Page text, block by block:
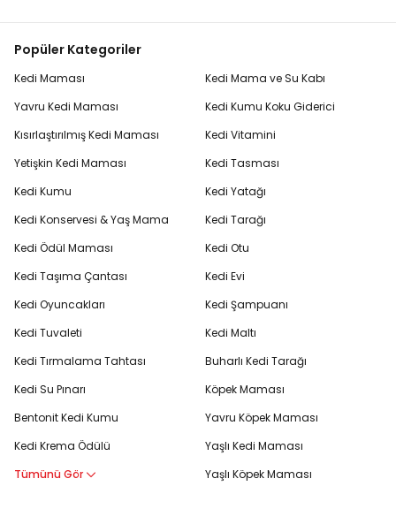
Popüler Kategoriler
Kedi Maması
Yavru Kedi Maması
Kısırlaştırılmış Kedi Maması
Yetişkin Kedi Maması
Kedi Kumu
Kedi Konservesi & Yaş Mama
Kedi Ödül Maması
Kedi Taşıma Çantası
Kedi Oyuncakları
Kedi Tuvaleti
Kedi Tırmalama Tahtası
Kedi Su Pınarı
Bentonit Kedi Kumu
Kedi Krema Ödülü
Tümünü Gör
Kedi Mama ve Su Kabı
Kedi Kumu Koku Giderici
Kedi Vitamini
Kedi Tasması
Kedi Yatağı
Kedi Tarağı
Kedi Otu
Kedi Evi
Kedi Şampuanı
Kedi Maltı
Buharlı Kedi Tarağı
Köpek Maması
Yavru Köpek Maması
Yaşlı Kedi Maması
Yaşlı Köpek Maması